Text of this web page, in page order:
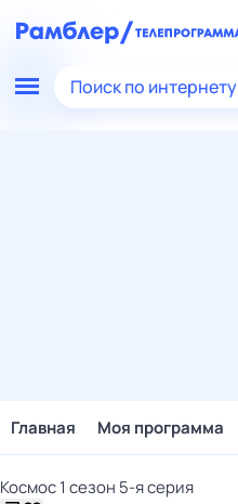
Поиск по интернету
Главная Моя программа
Космос 1 сезон 5-я серия